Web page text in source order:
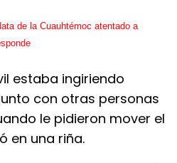
de la Cuauhtémoc atentado a
estaba ingiriendo
con otras personas
le pidieron mover el
en una riña.